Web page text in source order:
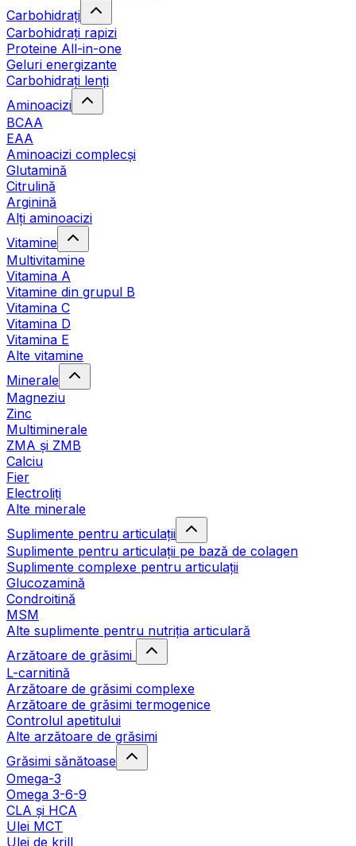
Carbohidrați
Carbohidrați rapizi
Proteine All-in-one
Geluri energizante
Carbohidrați lenți
Aminoacizi
BCAA
EAA
Aminoacizi complecși
Glutamină
Citrulină
Arginină
Alți aminoacizi
Vitamine
Multivitamine
Vitamina A
Vitamine din grupul B
Vitamina C
Vitamina D
Vitamina E
Alte vitamine
Minerale
Magneziu
Zinc
Multiminerale
ZMA și ZMB
Calciu
Fier
Electroliți
Alte minerale
Suplimente pentru articulații
Suplimente pentru articulații pe bază de colagen
Suplimente complexe pentru articulații
Glucozamină
Condroitină
MSM
Alte suplimente pentru nutriția articulară
Arzătoare de grăsimi
L-carnitină
Arzătoare de grăsimi complexe
Arzătoare de grăsimi termogenice
Controlul apetitului
Alte arzătoare de grăsimi
Grăsimi sănătoase
Omega-3
Omega 3-6-9
CLA şi HCA
Ulei MCT
Ulei de krill